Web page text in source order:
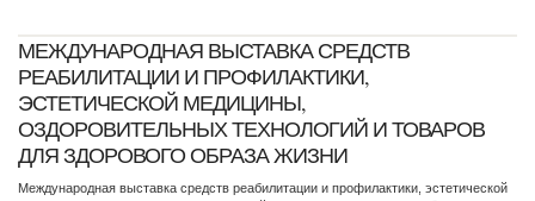
МЕЖДУНАРОДНАЯ ВЫСТАВКА СРЕДСТВ
РЕАБИЛИТАЦИИ И ПРОФИЛАКТИКИ,
ЭСТЕТИЧЕСКОЙ МЕДИЦИНЫ,
ОЗДОРОВИТЕЛЬНЫХ ТЕХНОЛОГИЙ И ТОВАРОВ
ДЛЯ ЗДОРОВОГО ОБРАЗА ЖИЗНИ
Международная выставка средств реабилитации и профилактики, эстетической